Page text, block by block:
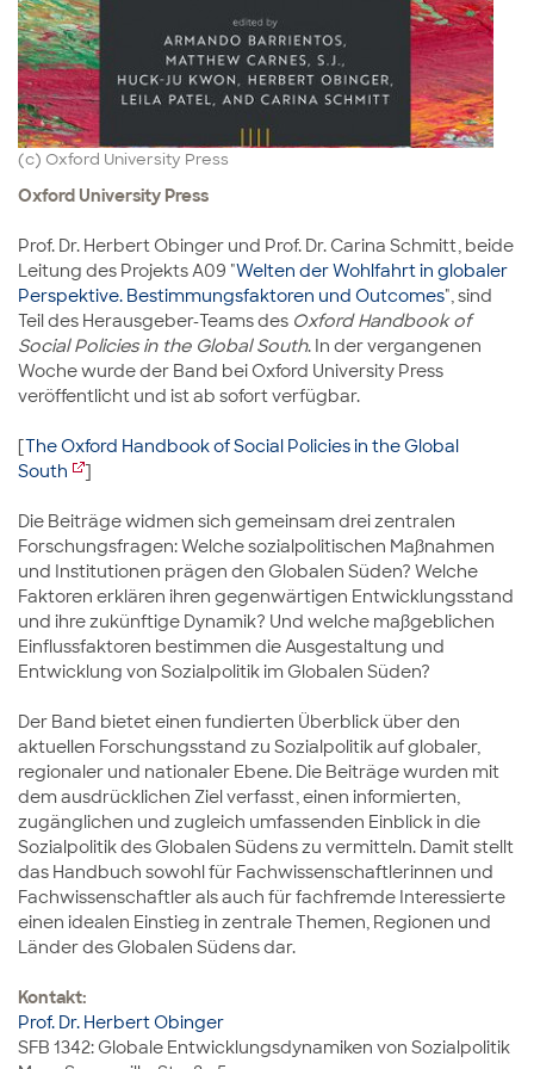
(c) Oxford University Press
Oxford University Press
Prof. Dr. Herbert Obinger und Prof. Dr. Carina Schmitt, beide
Leitung des Projekts A09 "Welten der Wohlfahrt in globaler
Perspektive. Bestimmungsfaktoren und Outcomes", sind
Teil des Herausgeber-Teams des Oxford Handbook of
Social Policies in the Global South. In der vergangenen
Woche wurde der Band bei Oxford University Press
veröffentlicht und ist ab sofort verfügbar.
[The Oxford Handbook of Social Policies in the Global
South
]
Die Beiträge widmen sich gemeinsam drei zentralen
Forschungsfragen: Welche sozialpolitischen Maßnahmen
und Institutionen prägen den Globalen Süden? Welche
Faktoren erklären ihren gegenwärtigen Entwicklungsstand
und ihre zukünftige Dynamik? Und welche maßgeblichen
Einflussfaktoren bestimmen die Ausgestaltung und
Entwicklung von Sozialpolitik im Globalen Süden?
Der Band bietet einen fundierten Überblick über den
aktuellen Forschungsstand zu Sozialpolitik auf globaler,
regionaler und nationaler Ebene. Die Beiträge wurden mit
dem ausdrücklichen Ziel verfasst, einen informierten,
zugänglichen und zugleich umfassenden Einblick in die
Sozialpolitik des Globalen Südens zu vermitteln. Damit stellt
das Handbuch sowohl für Fachwissenschaftlerinnen und
Fachwissenschaftler als auch für fachfremde Interessierte
einen idealen Einstieg in zentrale Themen, Regionen und
Länder des Globalen Südens dar.
Kontakt:
Prof. Dr. Herbert Obinger
SFB 1342: Globale Entwicklungsdynamiken von Sozialpolitik